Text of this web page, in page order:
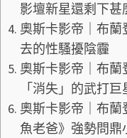
影壇新星還剩下甚
奧斯卡影帝｜布
去的性騷擾陰霾
奧斯卡影帝｜布
「消失」的武打巨
奧斯卡影帝｜布
魚老爸》強勢問鼎